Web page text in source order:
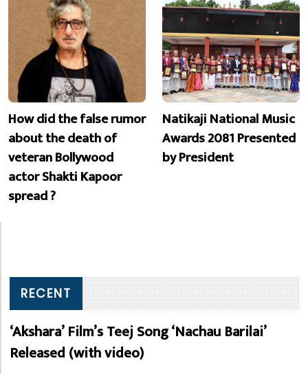
How did the false rumor
about the death of
veteran Bollywood
actor Shakti Kapoor
spread ?
Natikaji National Music
Awards 2081 Presented
by President
RECENT
‘Akshara’ Film’s Teej Song ‘Nachau Barilai’
Released (with video)